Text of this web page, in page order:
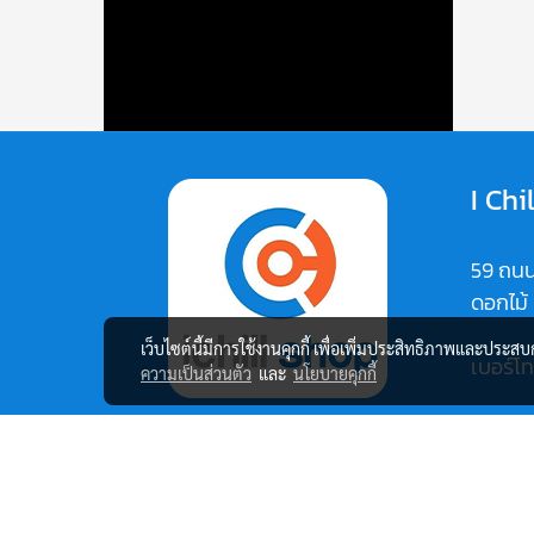
I
59 ถน
ดอกไม้
เบอร์
เว็บไซต์นี้มีการใช้งานคุกกี้ เพื่อเพิ่มประสิทธิภาพและประส
ความเป็นส่วนตัว และนโยบายคุกกี้